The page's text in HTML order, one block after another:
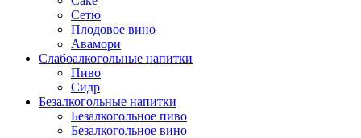
Сетю
Плодовое вино
Авамори
Слабоалкогольные напитки
Пиво
Сидр
Безалкогольные напитки
Безалкогольное пиво
Безалкогольное вино